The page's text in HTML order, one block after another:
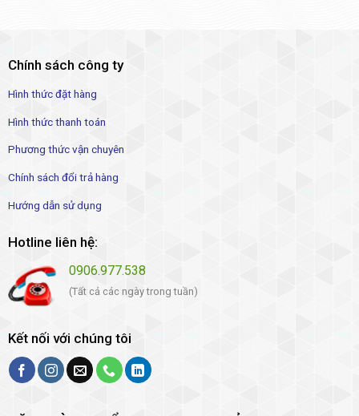
Chính sách công ty
Hình thức đặt hàng
Hình thức thanh toán
Phương thức vận chuyên
Chính sách đổi trả hàng
Hướng dẫn sử dụng
Hotline liên hệ:
0906.977.538
(Tất cả các ngày trong tuần)
Kết nối với chúng tôi